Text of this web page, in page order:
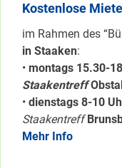
Kostenlose
im Rahmen des
in Staaken:
• montags 15.30-
Staakentreff
• dienstags 8-10
Staakentreff
Mehr Info